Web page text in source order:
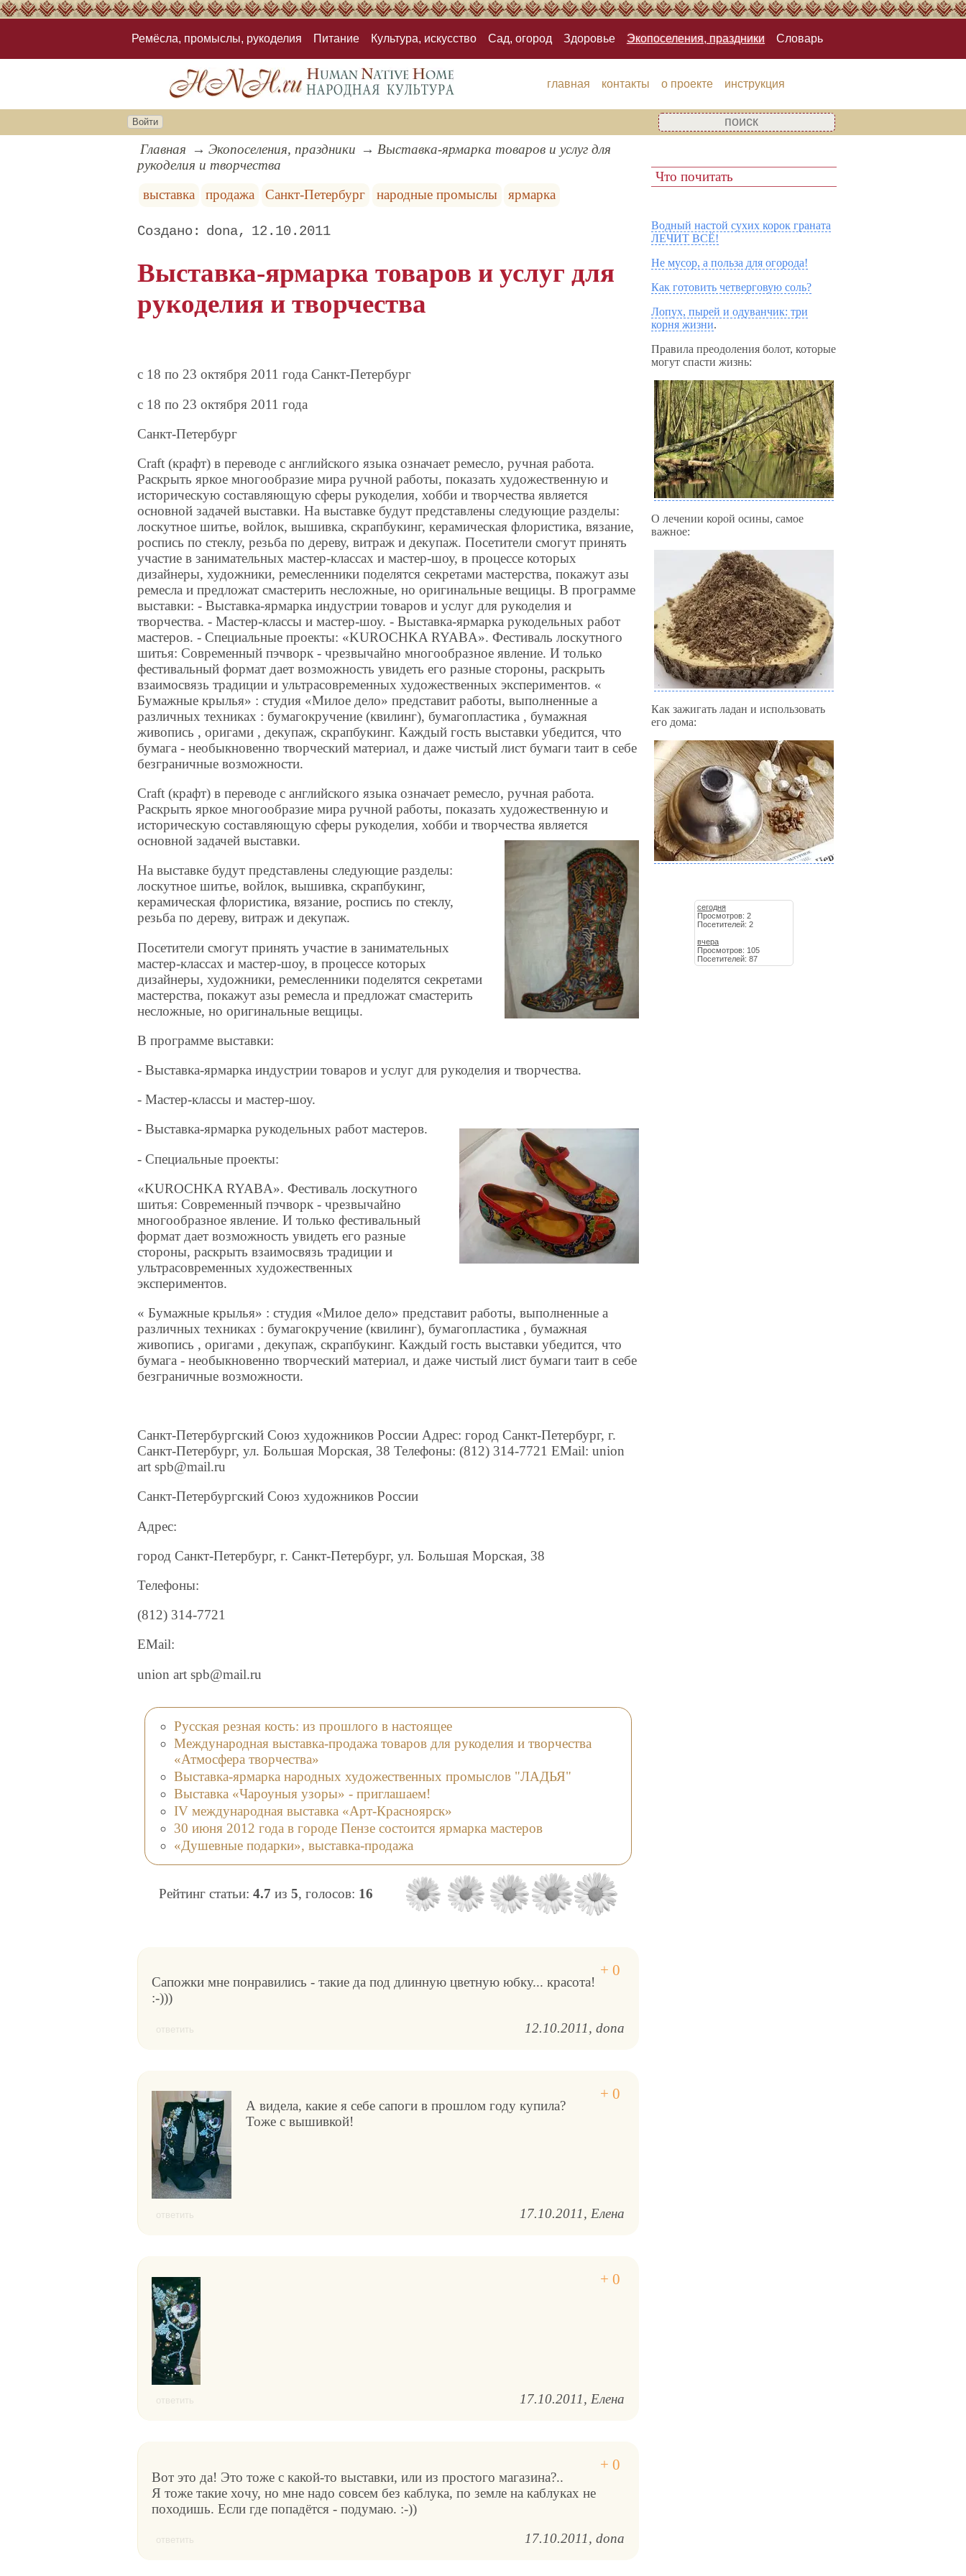
Ремёсла, промыслы, рукоделия Питание Культура, искусство Сад, огород Здоровье Экопоселения, праздники Словарь
главная контакты о проекте инструкция
Войти
Главная Экопоселения, праздники
Выставка-ярмарка товаров и услуг для
рукоделия и творчества
выставка
продажа Санкт-Петербург народные промыслы ярмарка
dona 12.10.2011
Выставка-ярмарка товаров и услуг для
рукоделия и творчества
c 18 по 23 октября 2011 года Санкт-Петербург
c 18 по 23 октября 2011 года
Санкт-Петербург
Craft (крафт) в переводе с английского языка означает ремесло, ручная работа.
Раскрыть яркое многообразие мира ручной работы, показать художественную и
историческую составляющую сферы рукоделия, хобби и творчества является
основной задачей выставки. На выставке будут представлены следующие разделы:
лоскутное шитье, войлок, вышивка, скрапбукинг, керамическая флористика, вязание,
роспись по стеклу, резьба по дереву, витраж и декупаж. Посетители смогут принять
участие в занимательных мастер-классах и мастер-шоу, в процессе которых
дизайнеры, художники, ремесленники поделятся секретами мастерства, покажут азы
ремесла и предложат смастерить несложные, но оригинальные вещицы. В программе
выставки: - Выставка-ярмарка индустрии товаров и услуг для рукоделия и
творчества. - Мастер-классы и мастер-шоу. - Выставка-ярмарка рукодельных работ
мастеров. - Специальные проекты: «KUROCHKA RYABA». Фестиваль лоскутного
шитья: Современный пэчворк - чрезвычайно многообразное явление. И только
фестивальный формат дает возможность увидеть его разные стороны, раскрыть
взаимосвязь традиции и ультрасовременных художественных экспериментов. «
Бумажные крылья» : студия «Милое дело» представит работы, выполненные а
различных техниках : бумагокручение (квилинг), бумагопластика , бумажная
живопись , оригами , декупаж, скрапбукинг. Каждый гость выставки убедится, что
бумага - необыкновенно творческий материал, и даже чистый лист бумаги таит в себе
безграничные возможности.
Craft (крафт) в переводе с английского языка означает ремесло, ручная работа.
Раскрыть яркое многообразие мира ручной работы, показать художественную и
историческую составляющую сферы рукоделия, хобби и творчества является
основной задачей выставки.
На выставке будут представлены следующие разделы:
лоскутное шитье, войлок, вышивка, скрапбукинг,
керамическая флористика, вязание, роспись по стеклу,
резьба по дереву, витраж и декупаж.
Посетители смогут принять участие в занимательных
мастер-классах и мастер-шоу, в процессе которых
дизайнеры, художники, ремесленники поделятся секретами
мастерства, покажут азы ремесла и предложат смастерить
несложные, но оригинальные вещицы.
В программе выставки:
- Выставка-ярмарка индустрии товаров и услуг для рукоделия и творчества.
- Мастер-классы и мастер-шоу.
- Выставка-ярмарка рукодельных работ мастеров.
- Специальные проекты:
«KUROCHKA RYABA». Фестиваль лоскутного
шитья: Современный пэчворк - чрезвычайно
многообразное явление. И только фестивальный
формат дает возможность увидеть его разные
стороны, раскрыть взаимосвязь традиции и
ультрасовременных художественных
экспериментов.
« Бумажные крылья» : студия «Милое дело» представит работы, выполненные а
различных техниках : бумагокручение (квилинг), бумагопластика , бумажная
живопись , оригами , декупаж, скрапбукинг. Каждый гость выставки убедится, что
бумага - необыкновенно творческий материал, и даже чистый лист бумаги таит в себе
безграничные возможности.
Санкт-Петербургский Союз художников России Адрес: город Санкт-Петербург, г.
Санкт-Петербург, ул. Большая Морская, 38 Телефоны: (812) 314-7721 EMail: union
art spb@mail.ru
Санкт-Петербургский Союз художников России
Адрес:
город Санкт-Петербург, г. Санкт-Петербург, ул. Большая Морская, 38
Телефоны:
(812) 314-7721
EMail:
union art spb@mail.ru
Русская резная кость: из прошлого в настоящее
Международная выставка-продажа товаров для рукоделия и творчества
«Атмосфера творчества»
Выставка-ярмарка народных художественных промыслов "ЛАДЬЯ"
Выставка «Чароуныя узоры» - приглашаем!
IV международная выставка «Арт-Красноярск»
30 июня 2012 года в городе Пензе состоится ярмарка мастеров
«Душевные подарки», выставка-продажа
Рейтинг статьи: 4.7 из 5, голосов: 16
Сапожки мне понравились - такие да под длинную цветную юбку... красота!
:-)))
ответить 12.10.2011 dona
А видела, какие я себе сапоги в прошлом году купила?
Тоже с вышивкой!
ответить 17.10.2011 Елена
ответить 17.10.2011 Елена
Вот это да! Это тоже с какой-то выставки, или из простого магазина?..
Я тоже такие хочу, но мне надо совсем без каблука, по земле на каблуках не
походишь. Если где попадётся - подумаю. :-))
ответить 17.10.2011 dona
Что почитать
Водный настой сухих корок граната
ЛЕЧИТ ВСЁ!
Не мусор, а польза для огорода!
Как готовить четверговую соль?
Лопух, пырей и одуванчик: три
корня жизни.
Правила преодоления болот, которые
могут спасти жизнь:
О лечении корой осины, самое
важное:
Как зажигать ладан и использовать
его дома:
сегодня
Просмотров: 2
Посетителей: 2
вчера
Просмотров: 105
Посетителей: 87